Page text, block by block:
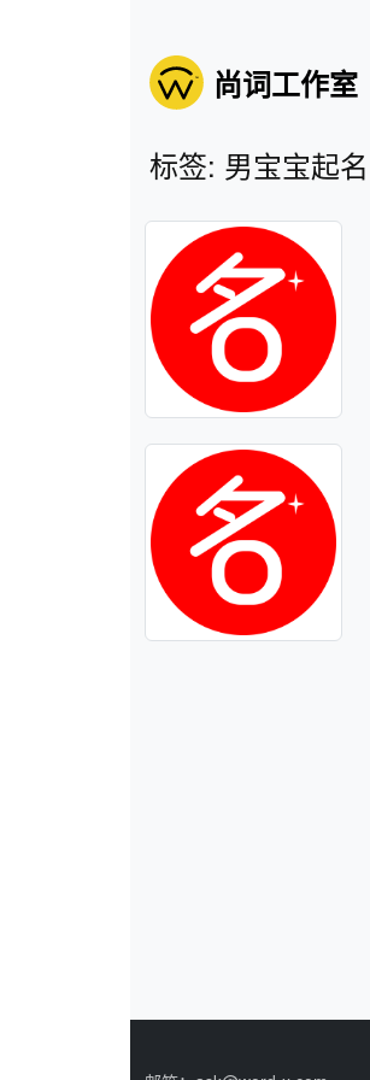
尚词工作室
标签: 男宝宝起名